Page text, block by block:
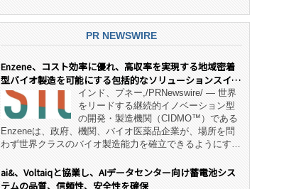
PR NEWSWIRE
Enzene、コスト効率に優れ、高収率を実現する地域密着
型バイオ製造を可能にする包括的なソリューションスイー
ト「NeX™」 をリリースインド、プネー,/PRNewswire/ — 世界
をリードする継続的イノベーション型
の開発・製造機関（CIDMO™）である
Enzeneは、政府、機関、バイオ医薬品企業が、場所を問
わず世界クラスのバイオ製造能力を確立できるようにす
デル「NeX™」の立ち上げを発表しました。 同社の実績
あるEnzeneX® fully‑connected continuous
ai&、Voltaiqと協業し、AIデータセンター向け蓄電池シス
テムの品質、信頼性、安全性を確保